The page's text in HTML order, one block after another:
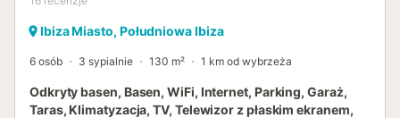
Ibiza Miasto, Południowa Ibiza
6 osób 3 sypialnie 130 m² 1 km od wybrzeża
Odkryty basen, Basen, WiFi, Internet, Parking, Garaż,
Taras, Klimatyzacja, TV, Telewizor z płaskim ekranem,